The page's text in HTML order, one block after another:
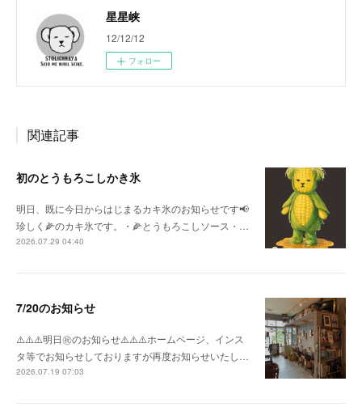
星星峡
12/12/12
フォロー
関連記事
初のとうもろこしかき氷
明日、既に今日からはじまるカキ氷のお知らせです📢
珍しく🌽のカキ氷です。・🌽とうもろこしソース・…
2026.07.29 04:40
7/20のお知らせ
⚠️⚠️⚠️明日㊗️のお知らせ⚠️⚠️⚠️ホームページ、インス
タ等でお知らせしておりますが再度お知らせいたし…
2026.07.19 07:03